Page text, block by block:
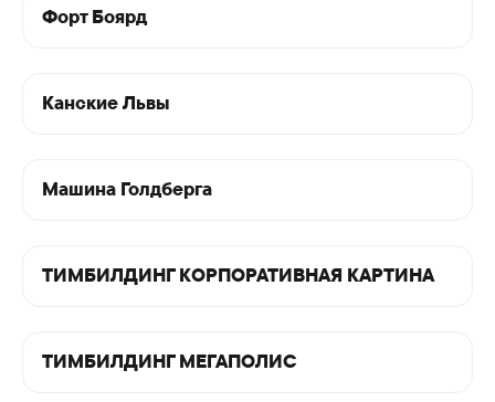
Форт Боярд
Канские Львы
Машина Голдберга
ТИМБИЛДИНГ КОРПОРАТИВНАЯ КАРТИНА
ТИМБИЛДИНГ МЕГАПОЛИС